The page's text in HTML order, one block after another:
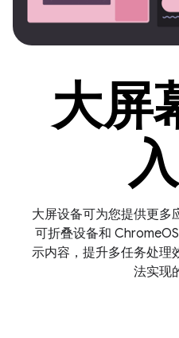
大屏
大屏设备可为您提供更多
可折叠设备和
示内容，提升多任务处理
法实现